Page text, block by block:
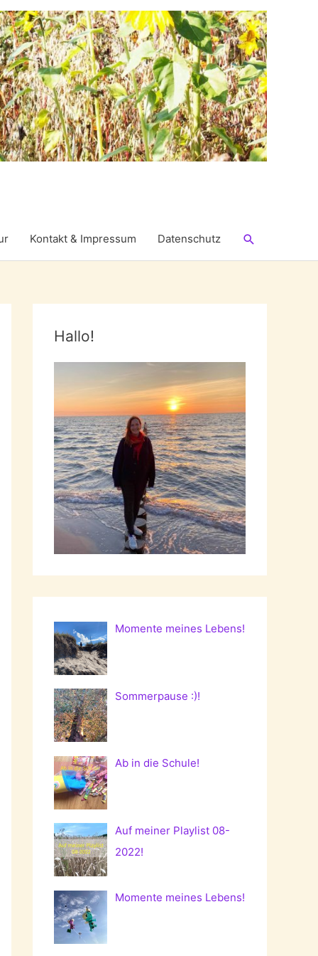
Kontakt & Impressum Datenschutz Suchen
Hallo!
Momente meines Lebens!
Sommerpause :)!
Ab in die Schule!
Auf meiner Playlist 08-
2022!
Momente meines Lebens!